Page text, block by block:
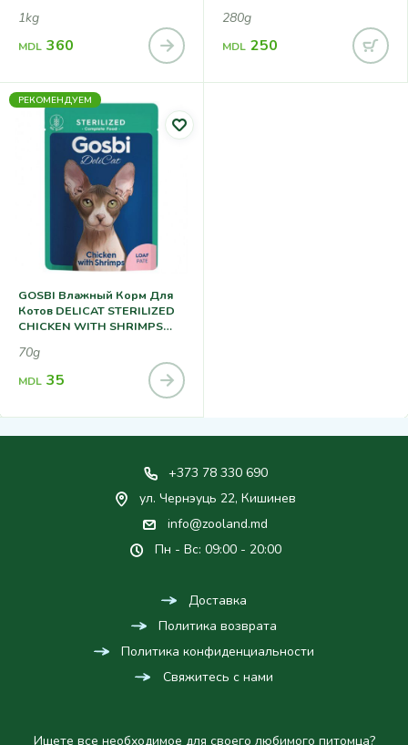
Мелких Пород С Ягненком
И Креветками
1kg
MDL 360
280g
MDL 250
РЕКОМЕНДУЕМ
GOSBI Влажный Корм Для
Котов DELICAT STERILIZED
CHICKEN WITH SHRIMPS
70g
MDL 35
+373 78 330 690
ул. Чернэуць 22, Кишинев
info@zooland.md
Пн - Вс: 09:00 - 20:00
Доставка
Политика возврата
Политика конфиденциальности
Свяжитесь с нами
Ищете все необходимое для своего любимого питомца?